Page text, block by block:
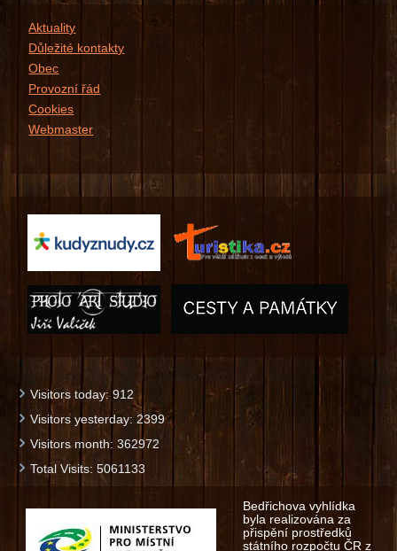
Aktuality
Důležité kontakty
Obec
Provozní řád
Cookies
Webmaster
Visitors today:912
Visitors yesterday: 2399
Visitors month:362972
Total Visits:5061133
Bedřichova vyhlídka
byla realizována za
přispění prostředků
státního rozpočtu ČR z